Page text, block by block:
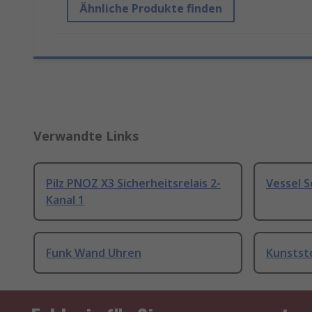
Ähnliche Produkte finden
Verwandte Links
Pilz PNOZ X3 Sicherheitsrelais 2-
Kanal 1
Vessel
Funk Wand Uhren